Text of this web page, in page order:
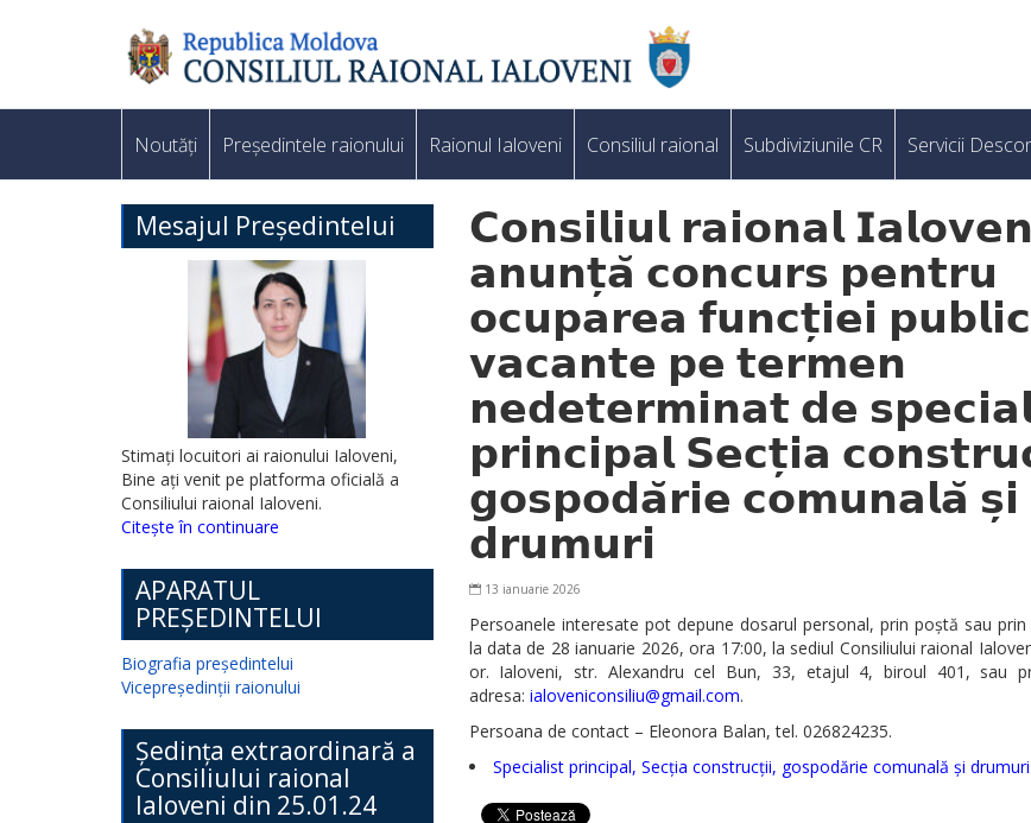
Noutăți Președintele raionului Raionul Ialoveni Consiliul raional Subdiviziunile CR Servicii
Mesajul Președintelui
Stimați locuitori ai raionului Ialoveni,
Bine ați venit pe platforma oficială a
Consiliului raional Ialoveni.
Citește în continuare
APARATUL
PREȘEDINTELUI
Biografia președintelui
Vicepreședinții raionului
Ședința extraordinară a
Consiliului raional
Ialoveni din 25.01.24
𝗖𝗼𝗻𝘀𝗶𝗹𝗶𝘂𝗹 𝗿𝗮𝗶𝗼𝗻𝗮𝗹
𝗮𝗻𝘂𝗻𝘁̦𝗮̆ 𝗰𝗼𝗻𝗰𝘂𝗿𝘀 𝗽𝗲𝗻𝘁𝗿𝘂
𝗼𝗰𝘂𝗽𝗮𝗿𝗲𝗮 𝗳𝘂𝗻𝗰𝘁̦𝗶𝗲𝗶
𝘃𝗮𝗰𝗮𝗻𝘁𝗲 𝗽𝗲 𝘁𝗲𝗿𝗺𝗲𝗻
𝗻𝗲𝗱𝗲𝘁𝗲𝗿𝗺𝗶𝗻𝗮𝘁 𝗱𝗲
𝗽𝗿𝗶𝗻𝗰𝗶𝗽𝗮𝗹 𝗦𝗲𝗰𝘁̦𝗶𝗮
𝗴𝗼𝘀𝗽𝗼𝗱𝗮̆𝗿𝗶𝗲 𝗰𝗼𝗺𝘂𝗻𝗮𝗹𝗮̆ 𝘀̦𝗶
𝗱𝗿𝘂𝗺𝘂𝗿𝗶
13 ianuarie 2026
Persoanele interesate pot depune dosarul personal, prin poștă sau
la data de 28 ianuarie 2026, ora 17:00, la sediul Consiliului raional
or. Ialoveni, str. Alexandru cel Bun, 33, etajul 4, biroul 401, sau
adresa: ialoveniconsiliu@gmail.com.
Persoana de contact – Eleonora Balan, tel. 026824235.
Specialist principal, Secția construcții, gospodărie comunală și drumuri